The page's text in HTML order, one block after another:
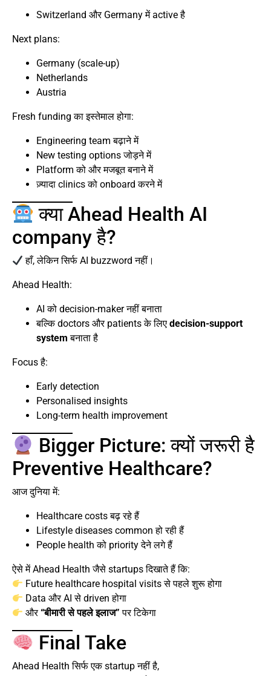
Switzerland और Germany में active है
Next plans:
Germany (scale-up)
Netherlands
Austria
Fresh funding का इस्तेमाल होगा:
Engineering team बढ़ाने में
New testing options जोड़ने में
Platform को और मजबूत बनाने में
ज़्यादा clinics को onboard करने में
क्या Ahead Health AI
company है?
हाँ, लेकिन सिर्फ AI buzzword नहीं।
Ahead Health:
AI को decision-maker नहीं बनाता
बल्कि doctors और patients के लिए decision-support
system बनाता है
Focus है:
Early detection
Personalised insights
Long-term health improvement
Bigger Picture: क्यों जरूरी है
Preventive Healthcare?
आज दुनिया में:
Healthcare costs बढ़ रहे हैं
Lifestyle diseases common हो रही हैं
People health को priority देने लगे हैं
ऐसे में Ahead Health जैसे startups दिखाते हैं कि:
Future healthcare hospital visits से पहले शुरू होगा
Data और AI से driven होगा
और“बीमारी से पहले इलाज” पर टिकेगा
Final Take
Ahead Health सिर्फ एक startup नहीं है,